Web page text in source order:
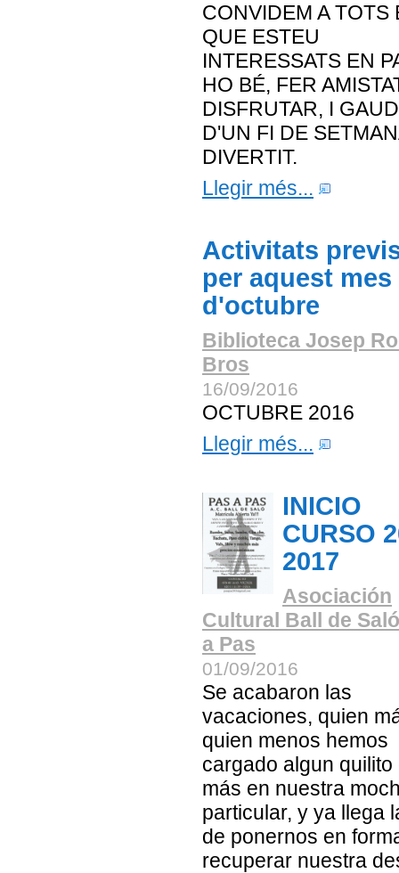
CONVIDEM A TOTS
QUE ESTEU
INTERESSATS EN
HO BÉ, FER
DISFRUTAR, I
D'UN FI DE
DIVERTIT.
Llegir més...
Activitats
per aquest mes
d'octubre
Biblioteca Josep
Bros
16/09/2016
OCTUBRE 2016
Llegir més...
INICIO
CURSO
2017
Asociación
Cultural Ball de
a Pas
01/09/2016
Se acabaron las
vacaciones, quien
quien menos hemos
cargado algun quilito
más en nuestra
particular, y ya llega
de ponernos en
recuperar nuestra